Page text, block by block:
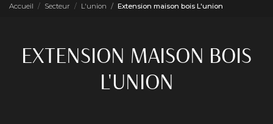
Accueil Secteur L'union Extension maison bois L'union
EXTENSION MAISON BOIS
L'UNION